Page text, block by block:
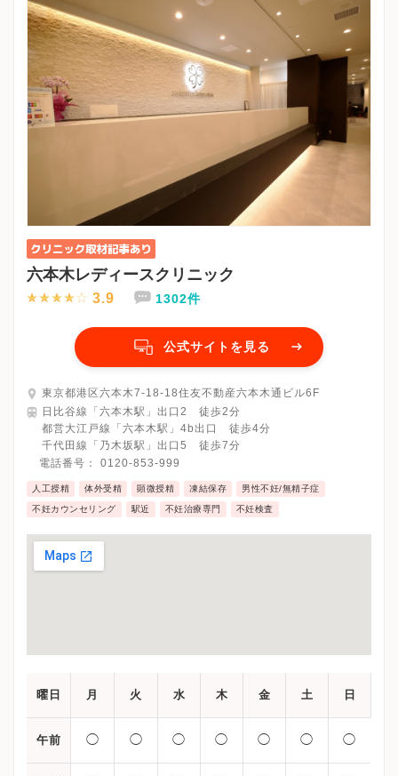
六本木レディースクリニック
3.9 1302件
公式サイトを見る
東京都港区六本木7-18-18住友不動産六本木通ビル6F
日比谷線「六本木駅」出口2 徒歩2分
都営大江戸線「六本木駅」4b出口 徒歩4分
千代田線「乃木坂駅」出口5 徒歩7分
電話番号： 0120-853-999
人工授精 体外受精 顕微授精 凍結保存 男性不妊/無精子症
不妊カウンセリング 駅近 不妊治療専門 不妊検査
曜日 月 火 水 木 金 土 日
午前 ◯ ◯ ◯ ◯ ◯ ◯ ◯